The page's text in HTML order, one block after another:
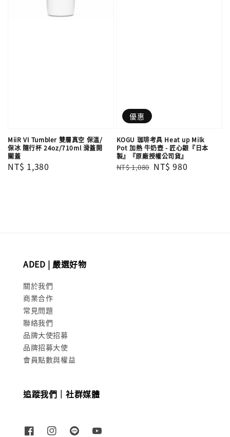
MiiR VI Tumbler 雙層真空 保溫/
保冰 隨行杯 24oz/710ml 滑蓋開
關蓋
Regular
NT$ 1,380
優惠
KOGU 珈琲考具 Heat up Milk
Pot 加熱 牛奶壺 - 匠心銀『日本
製』『原廠授權公司貨』
Regular
NT$ 1,080 Sale
NT$ 980
ADED | 嚴選好物
關於我們
商業合作
常見問題
聯絡我們
品牌大使招募
品牌招募大使
會員點數與權益
追蹤我們｜社群媒體